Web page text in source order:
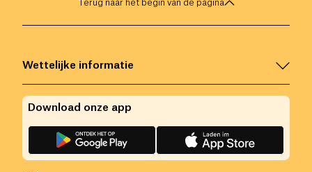
Terug naar het begin van de pagina
Wettelijke informatie
Download onze app